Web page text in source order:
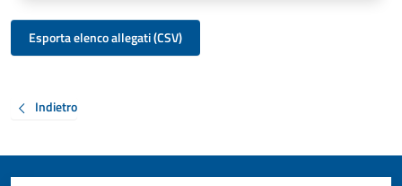
Esporta elenco allegati (CSV)
Indietro